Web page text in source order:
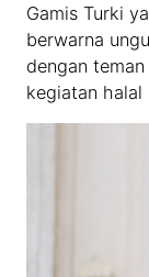
Gamis Turki
berwarna
dengan
kegiatan halal